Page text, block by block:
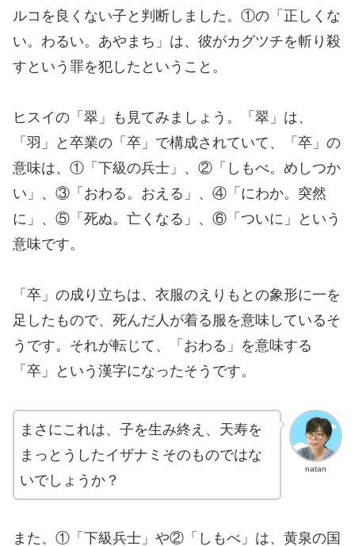
ルコを良くない子と判断しました。①の「正しくな
い。わるい。あやまち」は、彼がカグツチを斬り殺
すという罪を犯したということ。
ヒスイの「翠」も見てみましょう。「翠」は、
「羽」と卒業の「卒」で構成されていて、「卒」の
意味は、①「下級の兵士」、②「しもべ。めしつか
い」、③「おわる。おえる」、④「にわか。突然
に」、⑤「死ぬ。亡くなる」、⑥「ついに」という
意味です。
「卒」の成り立ちは、衣服のえりもとの象形に一を
足したもので、死んだ人が着る服を意味しているそ
うです。それが転じて、「おわる」を意味する
「卒」という漢字になったそうです。
natan
まさにこれは、子を生み終え、天寿を
まっとうしたイザナミそのものではな
いでしょうか？
また、①「下級兵士」や②「しもべ」は、黄泉の国